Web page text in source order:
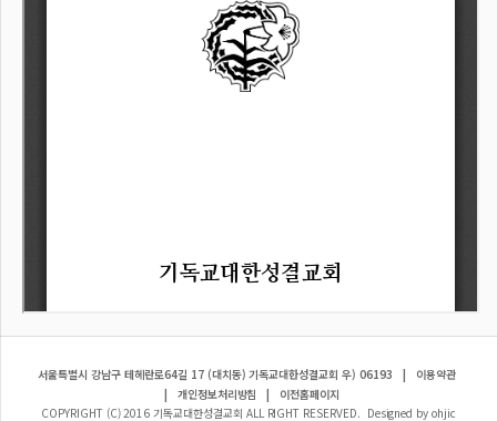
서울특별시 강남구 테헤란로64길 17 (대치동) 기독교대한성결교회 우) 06193 |
이용약관
|
개인정보처리방침 |
이전홈페이지
COPYRIGHT (C) 2016 기독교대한성결교회 ALL RIGHT RESERVED. Designed by ohjic